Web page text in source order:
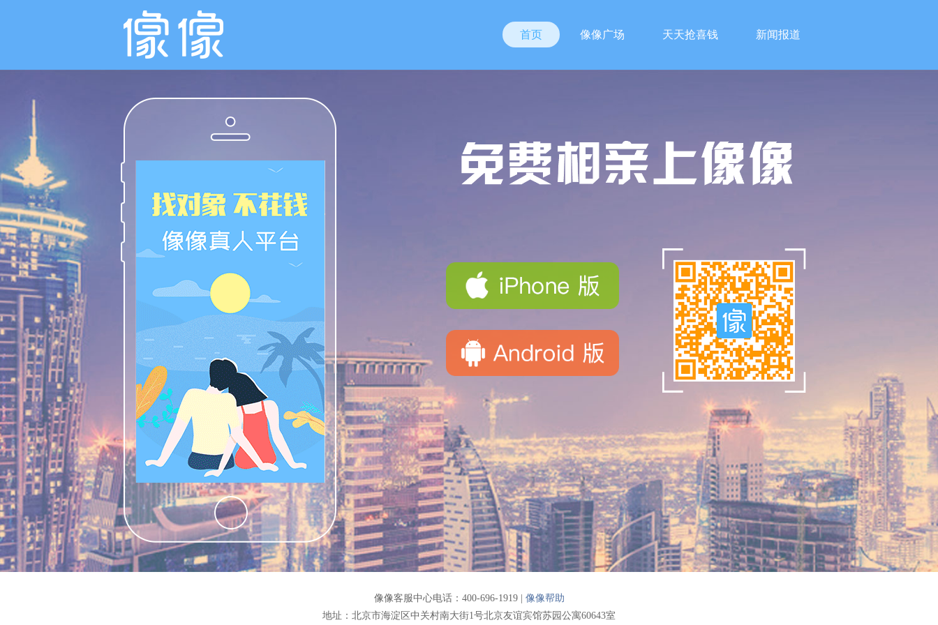
首页 像像广场 天天抢喜钱 新闻报道
像像客服中心电话：400-696-1919 | 像像帮助
地址：北京市海淀区中关村南大街1号北京友谊宾馆苏园公寓60643室